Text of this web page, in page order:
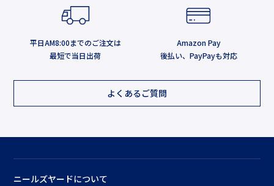
平日AM8:00までのご注文は
最短で当日出荷
Amazon Pay
後払い、PayPayも対応
よくあるご質問
ニールズヤードについて